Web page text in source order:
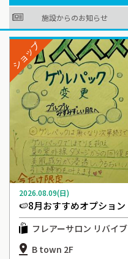
施設からのお知らせ
🍉8月おすすめオプション
ショップ
2026.08.09(日)
フレアーサロン リバイブ
B town 2F